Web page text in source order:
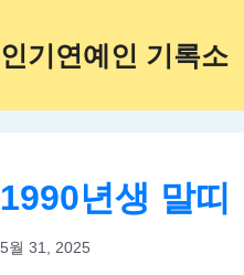
인기연예인 기록소
1990년생 말
5월 31, 2025